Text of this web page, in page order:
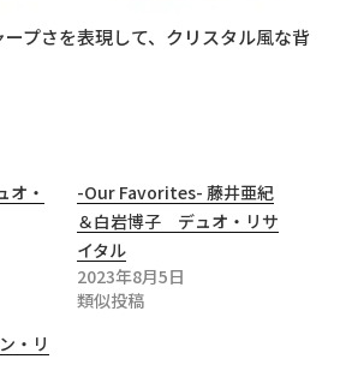
プさを表現して、クリスタル風な背
オ・
-Our Favorites- 藤井亜紀
＆白岩博子 デュオ・リサ
イタル
2023年8月5日
類似投稿
・リ